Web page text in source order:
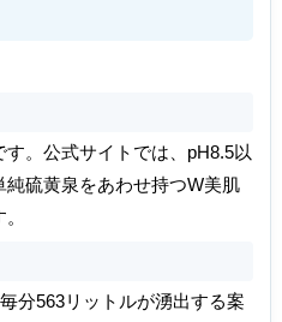
。公式サイトでは、pH8.5以
純硫黄泉をあわせ持つW美肌
分563リットルが湧出する案